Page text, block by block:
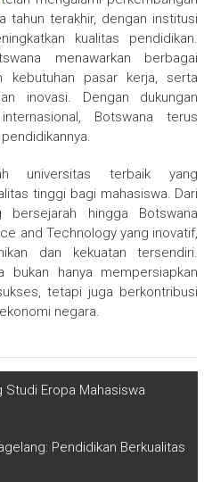
tahun terakhir, dengan institusi
kualitas pendidikan.
menawarkan berbagai
kebutuhan pasar kerja, serta
inovasi. Dengan dukungan
Botswana terus
universitas terbaik yang
tinggi bagi mahasiswa. Dari
hingga Botswana
and Technology yang inovatif,
dan kekuatan tersendiri.
bukan hanya mempersiapkan
tetapi juga berkontribusi
negara.
Studi Eropa Mahasiswa
Pendidikan Berkualitas